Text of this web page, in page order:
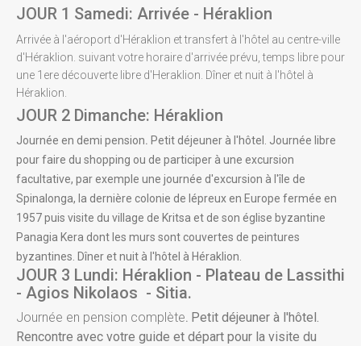
JOUR 1 Samedi: Arrivée - Héraklion
Arrivée à l'aéroport d'Héraklion et transfert à l'hôtel au centre-ville
d'Héraklion. suivant votre horaire d'arrivée prévu, temps libre pour
une 1ere découverte libre d'Heraklion. Dîner et nuit à l'hôtel à
Héraklion.
JOUR 2 Dimanche: Héraklion
Journée en demi pension. Petit déjeuner à l'hôtel. Journée libre
pour faire du shopping ou de participer à une excursion
facultative, par exemple une journée d'excursion à l'île de
Spinalonga, la dernière colonie de lépreux en Europe fermée en
1957 puis visite du village de Kritsa et de son église byzantine
Panagia Kera dont les murs sont couvertes de peintures
byzantines. Dîner et nuit à l'hôtel à Héraklion.
JOUR 3 Lundi: Héraklion - Plateau de Lassithi
- Agios Nikolaos - Sitia.
Journée en pension complète. Petit déjeuner à l'hôtel.
Rencontre avec votre guide et départ pour la visite du